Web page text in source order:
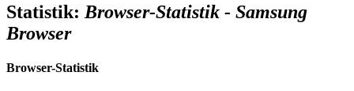
Statistik: Browser-Statistik - Samsung
Browser
Browser-Statistik